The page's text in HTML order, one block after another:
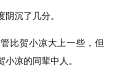
沉了几分。
比贺小凉大上一些，但
凉的同辈中人。